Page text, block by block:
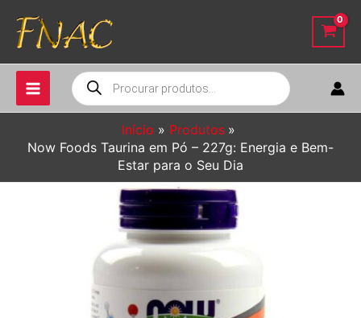
para
conteúdo
Pesquisar
produtos
Início
Produtos
Now Foods Taurina em Pó – 227g: Energia e Bem-
Estar para o Seu Dia